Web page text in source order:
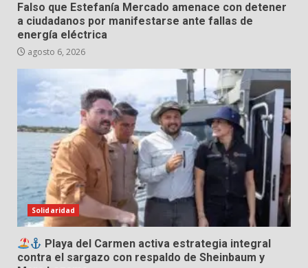
Falso que Estefanía Mercado amenace con detener
a ciudadanos por manifestarse ante fallas de
energía eléctrica
agosto 6, 2026
Solidaridad
Playa del Carmen activa estrategia integral
contra el sargazo con respaldo de Sheinbaum y